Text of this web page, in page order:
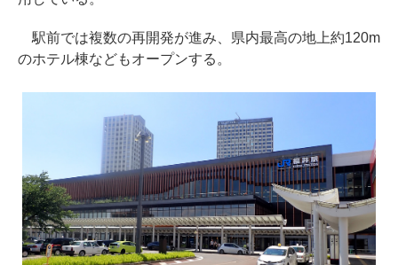
駅前では複数の再開発が進み、県内最高の地上約120m
のホテル棟などもオープンする。